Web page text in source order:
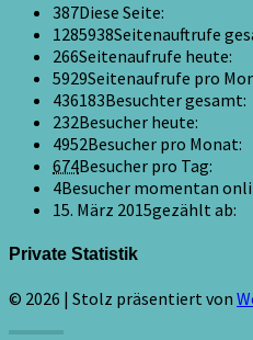
387Diese Seite:
1285938Seitenauftrufe
266Seitenaufrufe heute:
5929Seitenaufrufe pro
436183Besuchter gesamt:
232Besucher heute:
4952Besucher pro Monat:
674Besucher pro Tag:
4Besucher momentan
15. März 2015gezählt ab:
Private Statistik
© 2026 | Stolz präsentiert von